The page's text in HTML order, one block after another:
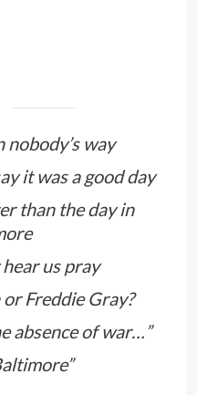
way
it was a good day
than the day in
us pray
Freddie Gray?
absence of war…”